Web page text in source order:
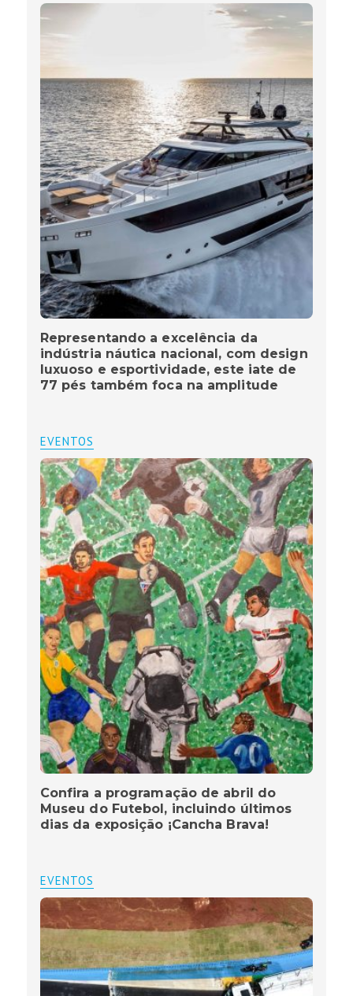
Representando a excelência da
indústria náutica nacional, com design
luxuoso e esportividade, este iate de
77 pés também foca na amplitude
EVENTOS
Confira a programação de abril do
Museu do Futebol, incluindo últimos
dias da exposição ¡Cancha Brava!
EVENTOS